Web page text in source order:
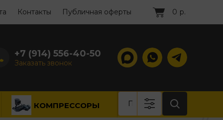
Контакты Публичная оферты 0 р.
+7 (914) 556-40-50
Заказать звонок
КОМПРЕССОРЫ